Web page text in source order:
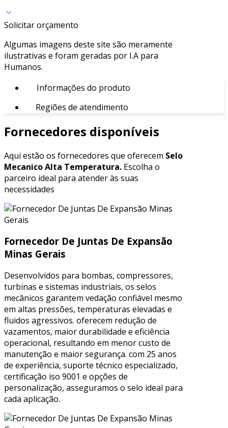
Solicitar orçamento
Algumas imagens deste site são meramente
ilustrativas e foram geradas por I.A para
Humanos.
Informações do produto
Regiões de atendimento
Fornecedores disponíveis
Aqui estão os fornecedores que oferecem Selo
Mecanico Alta Temperatura. Escolha o
parceiro ideal para atender às suas
necessidades
Fornecedor De Juntas De Expansão
Minas Gerais
Desenvolvidos para bombas, compressores,
turbinas e sistemas industriais, os selos
mecânicos garantem vedação confiável mesmo
em altas pressões, temperaturas elevadas e
fluidos agressivos. oferecem redução de
vazamentos, maior durabilidade e eficiência
operacional, resultando em menor custo de
manutenção e maior segurança. com 25 anos
de experiência, suporte técnico especializado,
certificação iso 9001 e opções de
personalização, asseguramos o selo ideal para
cada aplicação.